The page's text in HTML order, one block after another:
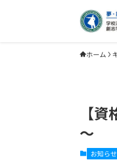
ホーム
【
～
お知らせ